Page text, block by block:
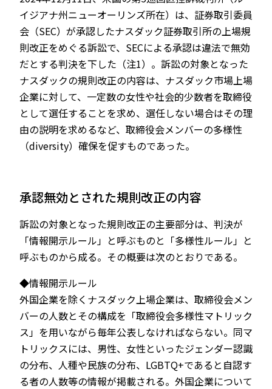
イジアナ州ニューオーリンズ所在）は、証券取引委員
会（SEC）が承認したナスダック証券取引所の上場規
則改正をめぐる訴訟で、SECによる承認は違法で無効
だとする判決を下した（注1）。訴訟の対象となった
ナスダックの規則改正の内容は、ナスダック市場上場
企業に対して、一定数の女性や社会的少数者を取締役
として選任することを求め、選任しない場合はその理
由の説明を求めるなど、取締役会メンバーの多様性
（diversity）確保を促すものであった。
承認無効とされた規則改正の内容
訴訟の対象となった規則改正の主要部分は、判決が
「情報開示ルール」と呼ぶものと「多様性ルール」と
呼ぶものから成る。その概要は次のとおりである。
◆情報開示ルール
外国企業を除くナスダック上場企業は、取締役会メン
バーの人数とその構成を「取締役会多様性マトリック
ス」を用いながら毎年公表しなければならない。同マ
トリックスには、男性、女性といったジェンダー認識
の分布、人種や民族の分布、LGBTQ+であると自認す
る者の人数等の情報が掲載される。外国企業について